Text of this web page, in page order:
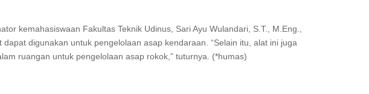
kemahasiswaan Fakultas Teknik Udinus, Sari Ayu Wulandari, S.T., M.Eng.,
dapat digunakan untuk pengelolaan asap kendaraan. “Selain itu, alat ini juga
ruangan untuk pengelolaan asap rokok,” tuturnya. (*humas)